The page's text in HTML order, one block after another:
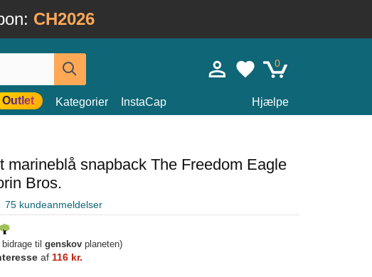
CH2026
0
Outlet Kategorier InstaCap Hjælpe
marineblå snapback The Freedom Eagle
Bros.
75 kundeanmeldelser
til genskov planeten)
af 116 kr.